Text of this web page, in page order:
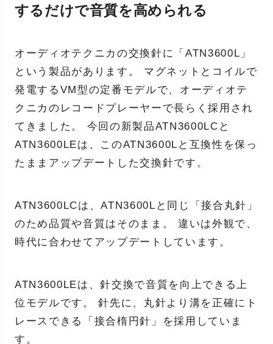
するだけで音質を高められる
オーディオテクニカの交換針に「ATN3600L」
という製品があります。 マグネットとコイルで
発電するVM型の定番モデルで、オーディオテ
クニカのレコードプレーヤーで長らく採用され
てきました。 今回の新製品ATN3600LCと
ATN3600LEは、このATN3600Lと互換性を保っ
たままアップデートした交換針です。
ATN3600LCは、ATN3600Lと同じ「接合丸針」
のため品質や音質はそのまま。 違いは外観で、
時代に合わせてアップデートしています。
ATN3600LEは、針交換で音質を向上できる上
位モデルです。 針先に、丸針より溝を正確にト
レースできる「接合楕円針」を採用していま
す。